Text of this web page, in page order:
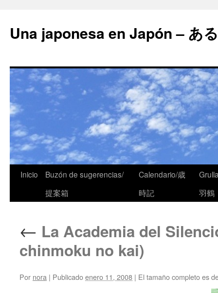
Una japonesa en Japón – あ
Inicio
Buzón de sugerencias/
提案箱
Calendario/歳
時記
羽鶴
← La Academia del
chinmoku no kai)
Por nora | Publicadoenero 11, 2008 | El tamaño completo es